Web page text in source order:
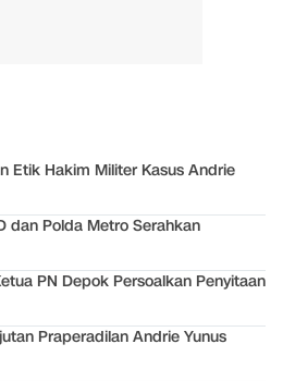
Etik Hakim Militer Kasus Andrie
dan Polda Metro Serahkan
PN Depok Persoalkan Penyitaan
Praperadilan Andrie Yunus